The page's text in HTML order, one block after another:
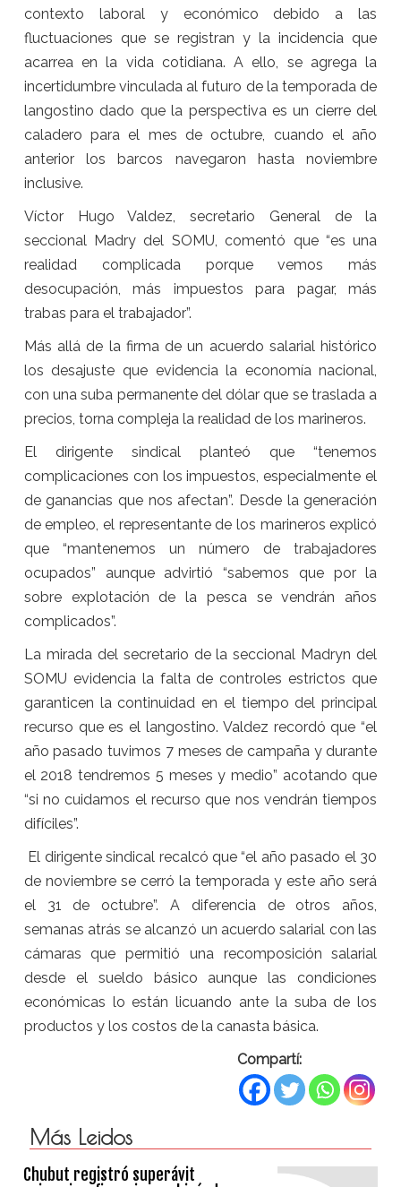
contexto laboral y económico debido a las
fluctuaciones que se registran y la incidencia que
acarrea en la vida cotidiana. A ello, se agrega la
incertidumbre vinculada al futuro de la temporada de
langostino dado que la perspectiva es un cierre del
caladero para el mes de octubre, cuando el año
anterior los barcos navegaron hasta noviembre
inclusive.
Víctor Hugo Valdez, secretario General de la
seccional Madry del SOMU, comentó que “es una
realidad complicada porque vemos más
desocupación, más impuestos para pagar, más
trabas para el trabajador”.
Más allá de la firma de un acuerdo salarial histórico
los desajuste que evidencia la economía nacional,
con una suba permanente del dólar que se traslada a
precios, torna compleja la realidad de los marineros.
El dirigente sindical planteó que “tenemos
complicaciones con los impuestos, especialmente el
de ganancias que nos afectan”. Desde la generación
de empleo, el representante de los marineros explicó
que “mantenemos un número de trabajadores
ocupados” aunque advirtió “sabemos que por la
sobre explotación de la pesca se vendrán años
complicados”.
La mirada del secretario de la seccional Madryn del
SOMU evidencia la falta de controles estrictos que
garanticen la continuidad en el tiempo del principal
recurso que es el langostino. Valdez recordó que “el
año pasado tuvimos 7 meses de campaña y durante
el 2018 tendremos 5 meses y medio” acotando que
“si no cuidamos el recurso que nos vendrán tiempos
difíciles”.
El dirigente sindical recalcó que “el año pasado el 30
de noviembre se cerró la temporada y este año será
el 31 de octubre”. A diferencia de otros años,
semanas atrás se alcanzó un acuerdo salarial con las
cámaras que permitió una recomposición salarial
desde el sueldo básico aunque las condiciones
económicas lo están licuando ante la suba de los
productos y los costos de la canasta básica.
Compartí:
Más Leidos
Chubut registró superávit